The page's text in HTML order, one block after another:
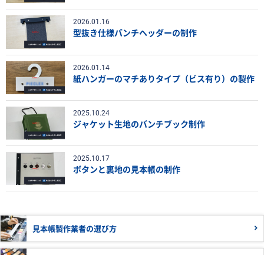
2026.01.16
型抜き仕様バンチヘッダーの制作
2026.01.14
紙ハンガーのマチありタイプ（ビス有り）の製作
2025.10.24
ジャケット生地のバンチブック制作
2025.10.17
ボタンと裏地の見本帳の制作
見本帳製作業者の選び方